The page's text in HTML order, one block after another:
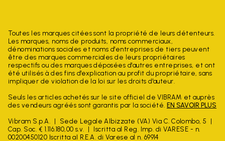
Toutes les marques citées sont la propriété de leurs détenteurs.
Les marques, noms de produits, noms commerciaux,
dénominations sociales et noms d'entreprises de tiers peuvent
être des marques commerciales de leurs propriétaires
respectifs ou des marques déposées d'autres entreprises, et ont
été utilisés à des fins d'explication au profit du propriétaire, sans
impliquer de violation de la loi sur les droits d'auteur.
Seuls les articles achetés sur le site officiel de VIBRAM et auprès
des vendeurs agréés sont garantis par la société. EN SAVOIR PLUS
Vibram S.p.A.
Sede Legale Albizzate (VA) Via C. Colombo, 5
Cap. Soc. € 1.116.180,00 s.v.
Iscritta al Reg. Imp. di VARESE - n.
00200450120 Iscritta al R.E.A. di Varese al n. 69914